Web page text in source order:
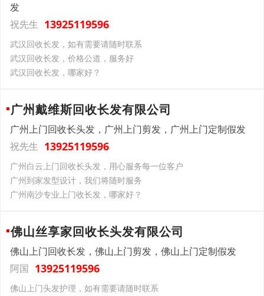
发
祝先生 13925119596
武汉回收长发，如有需要请随时联系
武汉回收长发，价格公道，服务好
武汉回收长发，哪家好？
广州戴维斯回收长发有限公司
广州上门回收长头发，广州上门剪发，广州上门定制假发
祝先生 13925119596
广州白云上门回收长头发，用心服务每一位客户
广州到家发型设计，我们将随时服务
广州南沙专业上门收长发，哪家好？
佛山丝享家回收长头发有限公司
佛山上门回收长发，佛山上门剪发，佛山上门定制假发
阿国 13925119596
佛山上门头发护理，如有需要请随时联系